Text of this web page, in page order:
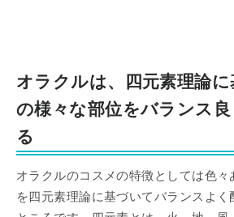
オラクルは、四元素理論
の様々な部位をバランス
る
オラクルのコスメの特徴としては色々
を四元素理論に基づいてバランスよく